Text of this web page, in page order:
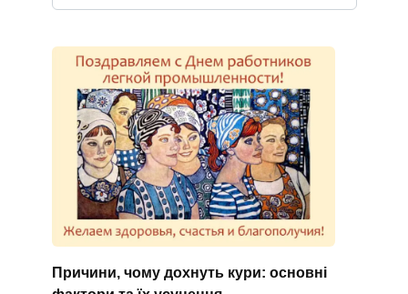
Причини, чому дохнуть кури: основні